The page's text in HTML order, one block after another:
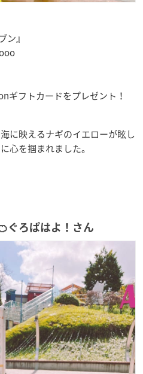
ン』
ギフトカードをプレゼント！
に映えるナギのイエローが眩し
心を掴まれました。
ぐろぱはよ！さん